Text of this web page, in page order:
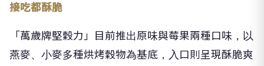
接吃都酥脆
「萬歲牌堅穀力」目前推出原味與莓果兩種口味，以
燕麥、小麥多種烘烤穀物為基底，入口則呈現酥脆爽